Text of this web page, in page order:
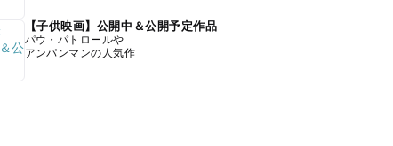
【子供映画】公開中＆公開予定作品
パウ・パトロールや
アンパンマンの人気作